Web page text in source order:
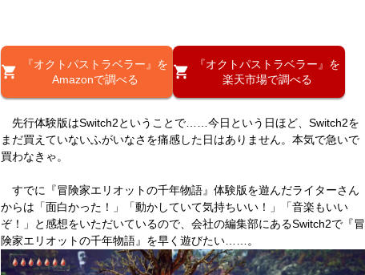
『オクトパストラベラー』を
『オクトパストラベラー』を
楽天市場で調べる
先行体験版はSwitch2ということで……今日という日ほど、Switch2を
まだ買えていないふがいなさを痛感した日はありません。本気で急いで
買わなきゃ。
すでに『冒険家エリオットの千年物語』体験版を遊んだライターさん
からは「面白かった！」「動かしていて気持ちいい！」「音楽もいい
ぞ！」と感想をいただいているので、会社の編集部にあるSwitch2で『冒
険家エリオットの千年物語』を早く遊びたい……。